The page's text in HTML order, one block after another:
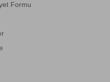
STATE OUTPUT
Formu